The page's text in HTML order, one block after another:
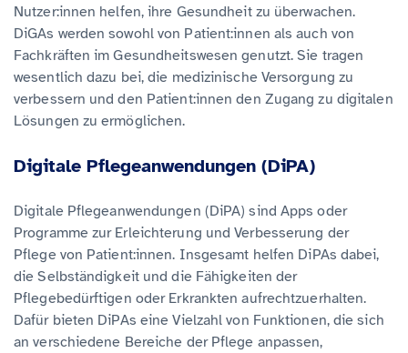
Nutzer:innen helfen, ihre Gesundheit zu überwachen.
DiGAs werden sowohl von Patient:innen als auch von
Fachkräften im Gesundheitswesen genutzt. Sie tragen
wesentlich dazu bei, die medizinische Versorgung zu
verbessern und den Patient:innen den Zugang zu digitalen
Lösungen zu ermöglichen.
Digitale Pflegeanwendungen (DiPA)
Digitale Pflegeanwendungen (DiPA) sind Apps oder
Programme zur Erleichterung und Verbesserung der
Pflege von Patient:innen. Insgesamt helfen DiPAs dabei,
die Selbständigkeit und die Fähigkeiten der
Pflegebedürftigen oder Erkrankten aufrechtzuerhalten.
Dafür bieten DiPAs eine Vielzahl von Funktionen, die sich
an verschiedene Bereiche der Pflege anpassen,